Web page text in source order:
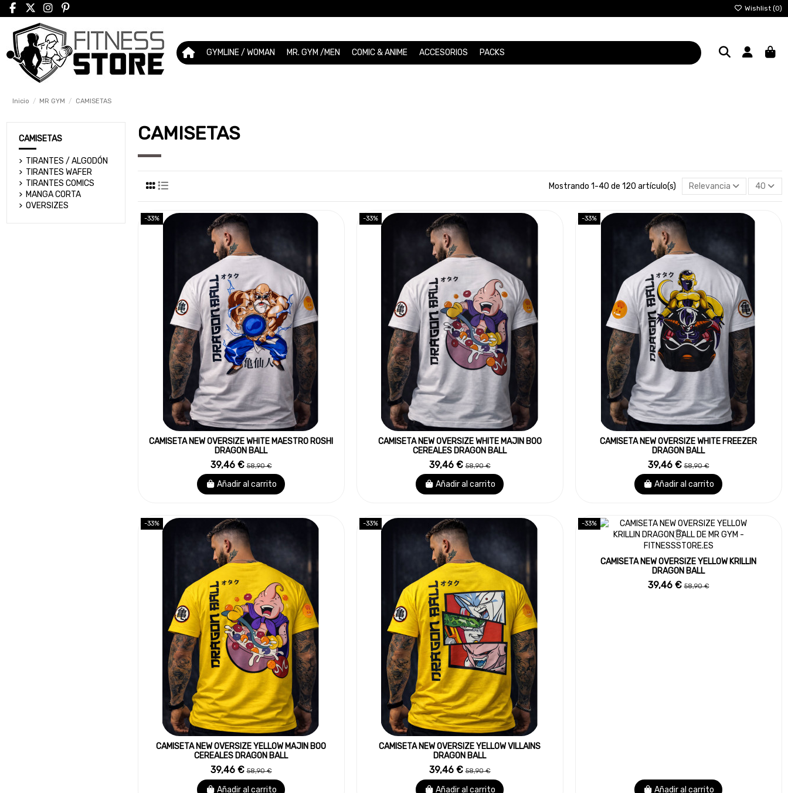
Wishlist (0)
GYMLINE / WOMAN MR. GYM /MEN COMIC & ANIME ACCESORIOS PACKS
Inicio MR GYM CAMISETAS
CAMISETAS
Mostrando 1-40 de 120 artículo(s) Relevancia 40
-33%
CAMISETA NEW OVERSIZE WHITE MAESTRO ROSHI
DRAGON BALL
39,46 €58,90 €
Añadir al carrito
-33%
CAMISETA NEW OVERSIZE WHITE MAJIN BOO
CEREALES DRAGON BALL
39,46 €58,90 €
Añadir al carrito
-33%
CAMISETA NEW OVERSIZE WHITE FREEZER
DRAGON BALL
39,46 €58,90 €
Añadir al carrito
-33%
CAMISETA NEW OVERSIZE YELLOW MAJIN BOO
CEREALES DRAGON BALL
39,46 €58,90 €
Añadir al carrito
-33%
CAMISETA NEW OVERSIZE YELLOW VILLAINS
DRAGON BALL
39,46 €58,90 €
Añadir al carrito
-33%
CAMISETA NEW OVERSIZE YELLOW KRILLIN
DRAGON BALL
39,46 €58,90 €
Añadir al carrito
CAMISETAS
TIRANTES / ALGODÓN
TIRANTES WAFER
TIRANTES COMICS
MANGA CORTA
OVERSIZES